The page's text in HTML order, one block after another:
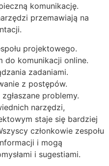
komunikację.
przemawiają na
projektowego.
do komunikacji online.
zadaniami.
z postępów.
problemy.
narzędzi,
staje się bardziej
członkowie zespołu
i mogą
i sugestiami.